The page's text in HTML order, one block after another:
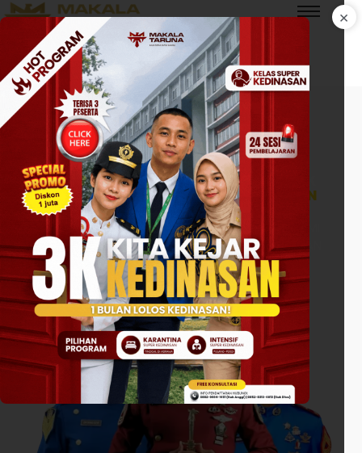
HUBUNGI KAMI
MAKALA TARUNA
BIMBEL AKMIL JAKARTA PUSAT TERBAIK
AKPOL AKMIL BINTARA DAN KEDINASAN
BIMBINGAN DAN PELATIHAN SELEKSI AKPOL (AKADEMI
KEPOLISIAN), AKMIL (AKADEMI MILITER), BINTARA, DAN
SEKDIN (SEKOLAH KEDINASAN)
×